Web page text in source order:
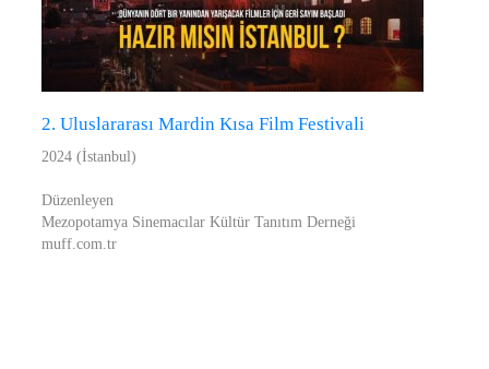
2. Uluslararası Mardin Kısa Film Festivali
2024 (İstanbul)
Düzenleyen
Mezopotamya Sinemacılar Kültür Tanıtım Derneği
muff.com.tr